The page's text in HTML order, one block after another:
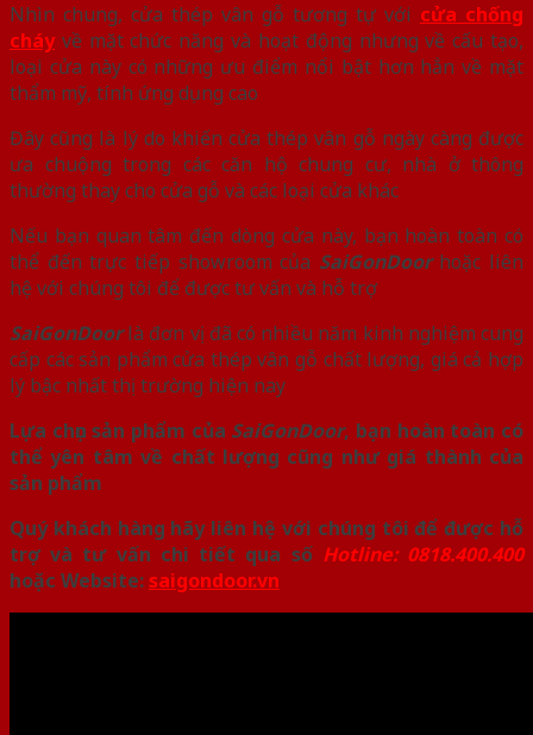
Nhìn chung, cửa thép vân gỗ tương tự với cửa chống
cháyvề mặt chức năng và hoạt động nhưng về cấu tạo,
loại cửa này có những ưu điểm nổi bật hơn hẳn về mặt
thẩm mỹ, tính ứng dụng cao
Đây cũng là lý do khiến cửa thép vân gỗ ngày càng được
ưa chuộng trong các căn hộ chung cư, nhà ở thông
thường thay cho cửa gỗ và các loại cửa khác
Nếu bạn quan tâm đến dòng cửa này, bạn hoàn toàn có
thể đến trực tiếp showroom của SaiGonDoorhoặc liên
hệ với chúng tôi để được tư vấn và hỗ trợ
SaiGonDoorlà đơn vị đã có nhiều năm kinh nghiệm cung
cấp các sản phẩm cửa thép vân gỗ chất lượng, giá cả hợp
lý bậc nhất thị trường hiện nay
Lựa chọn sản phẩm của SaiGonDoor, bạn hoàn toàn có
thể yên tâm về chất lượng cũng như giá thành của
sản phẩm
Quý khách hàng hãy liên hệ với chúng tôi để được hỗ
trợ và tư vấn chi tiết qua số Hotline: 0818.400.400
hoặc Website:saigondoor.vn